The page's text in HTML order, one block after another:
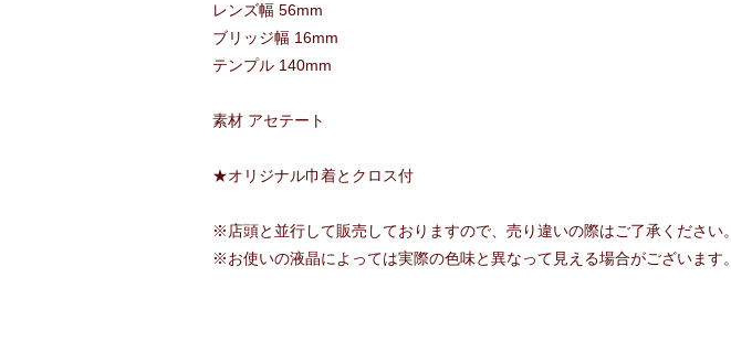
レンズ幅 56mm
ブリッジ幅 16mm
テンプル 140mm
素材 アセテート
★オリジナル巾着とクロス付
※店頭と並行して販売しておりますので、売り違いの際はご了承ください。
※お使いの液晶によっては実際の色味と異なって見える場合がございます。